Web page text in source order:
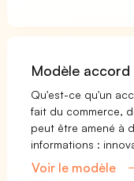
Modèle
Qu'est-ce qu'un
fait du commerce,
peut être amené à
informations :
Voir le modèle